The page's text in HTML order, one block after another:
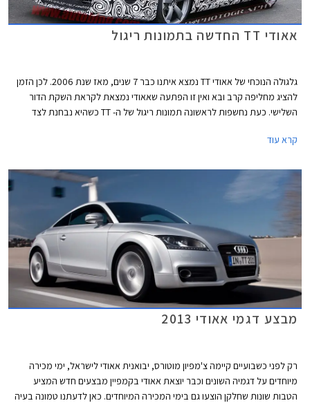
אאודי TT החדשה בתמונות ריגול
גלגולה הנוכחי של אאודי TT נמצא איתנו כבר 7 שנים, מאז שנת 2006. לכן הזמן
להציג מחליפה קרב ובא ואין זו הפתעה שאאודי נמצאת לקראת השקת הדור
השלישי. כעת נחשפות לראשונה תמונות ריגול של ה- TT כשהיא נבחנת לצד
את כל חלקי המרכב.
קרא עוד
מבצע דגמי אאודי 2013
רק לפני כשבועיים קיימה צ'מפיון מוטורס, יבואנית אאודי לישראל, ימי מכירה
מיוחדים על דגמיה השונים וכבר יוצאת אאודי בקמפיין מבצעים חדש המציע
הטבות שונות שחלקן הוצעו גם בימי המכירה המיוחדים. כאן לדעתנו טמונה בעיה